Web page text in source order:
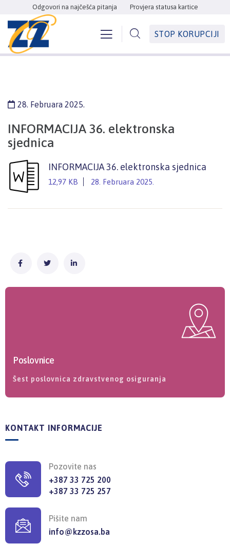
Odgovori na najčešća pitanja Provjera statusa kartice
STOP KORUPCIJI
28. Februara 2025.
INFORMACIJA 36. elektronska
sjednica
INFORMACIJA 36. elektronska sjednica
12,97 KB 28. Februara 2025.
Poslovnice
Šest poslovnica zdravstvenog osiguranja
KONTAKT INFORMACIJE
Pozovite nas
+387 33 725 200
+387 33 725 257
Pišite nam
info@kzzosa.ba